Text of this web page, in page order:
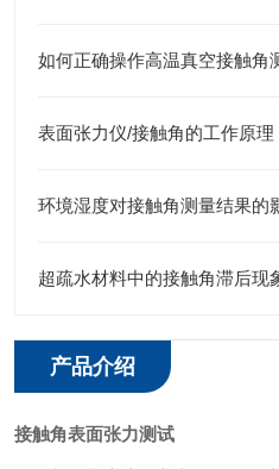
如何正确操作高温真空接触角
表面张力仪/接触角的工作原理
环境湿度对接触角测量结果的
超疏水材料中的接触角滞后现
产品介绍
接触角表面张力测试